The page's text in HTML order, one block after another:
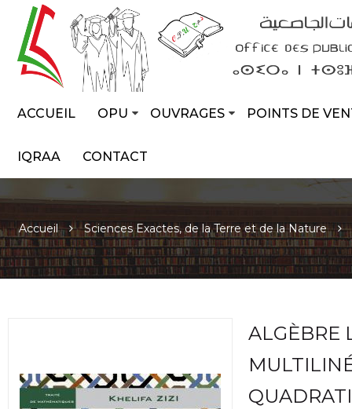
ACCUEIL OPU OUVRAGES POINTS DE
IQRAA CONTACT
Accueil Sciences Exactes, de la Terre et de la Nature
ALGÈBRE